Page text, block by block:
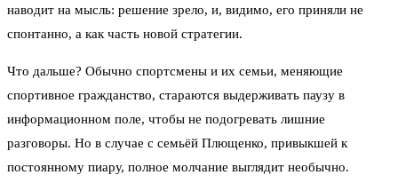
наводит на мысль: решение зрело, и, видимо, его приняли не
спонтанно, а как часть новой стратегии.
Что дальше? Обычно спортсмены и их семьи, меняющие
спортивное гражданство, стараются выдерживать паузу в
информационном поле, чтобы не подогревать лишние
разговоры. Но в случае с семьёй Плющенко, привыкшей к
постоянному пиару, полное молчание выглядит необычно.